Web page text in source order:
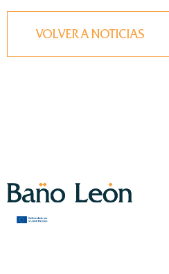
VOLVER A NOTICIAS